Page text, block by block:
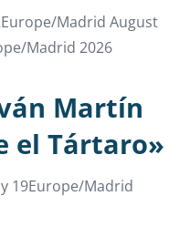
Madrid August
Madrid 2026
Martín
el Tártaro»
19Europe/Madrid